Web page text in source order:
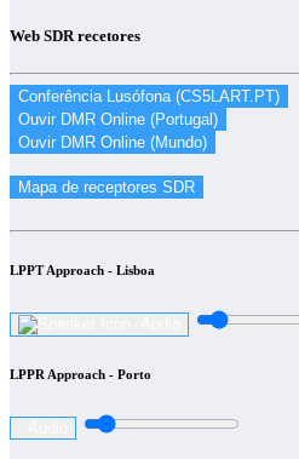
Web SDR recetores
LPPT Approach - Lisboa
LPPR Approach - Porto